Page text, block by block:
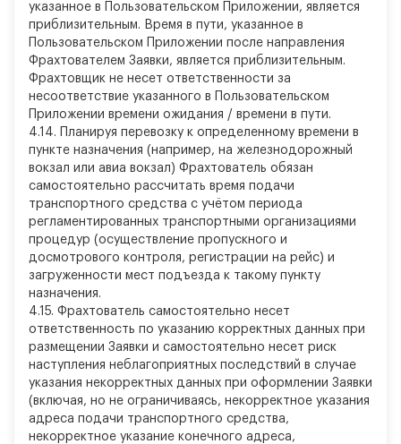
указанное в Пользовательском Приложении, является
приблизительным. Время в пути, указанное в
Пользовательском Приложении после направления
Фрахтователем Заявки, является приблизительным.
Фрахтовщик не несет ответственности за
несоответствие указанного в Пользовательском
Приложении времени ожидания / времени в пути.
4.14. Планируя перевозку к определенному времени в
пункте назначения (например, на железнодорожный
вокзал или авиа вокзал) Фрахтователь обязан
самостоятельно рассчитать время подачи
транспортного средства с учётом периода
регламентированных транспортными организациями
процедур (осуществление пропускного и
досмотрового контроля, регистрации на рейс) и
загруженности мест подъезда к такому пункту
назначения.
4.15. Фрахтователь самостоятельно несет
ответственность по указанию корректных данных при
размещении Заявки и самостоятельно несет риск
наступления неблагоприятных последствий в случае
указания некорректных данных при оформлении Заявки
(включая, но не ограничиваясь, некорректное указания
адреса подачи транспортного средства,
некорректное указание конечного адреса,